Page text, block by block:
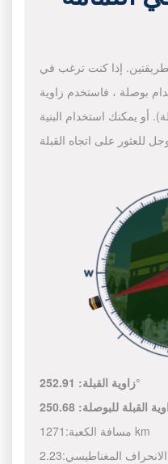
بطريقتين. إذا كنت ترغب في
بوصلة ، فاستخدم زاوية
أو يمكنك استخدام البنية
زاوية القبلة:252.91°
القبلة للبوصلة: 250.68
مسافة الكعبة: 1271 km
الانحراف المغناطيسي: